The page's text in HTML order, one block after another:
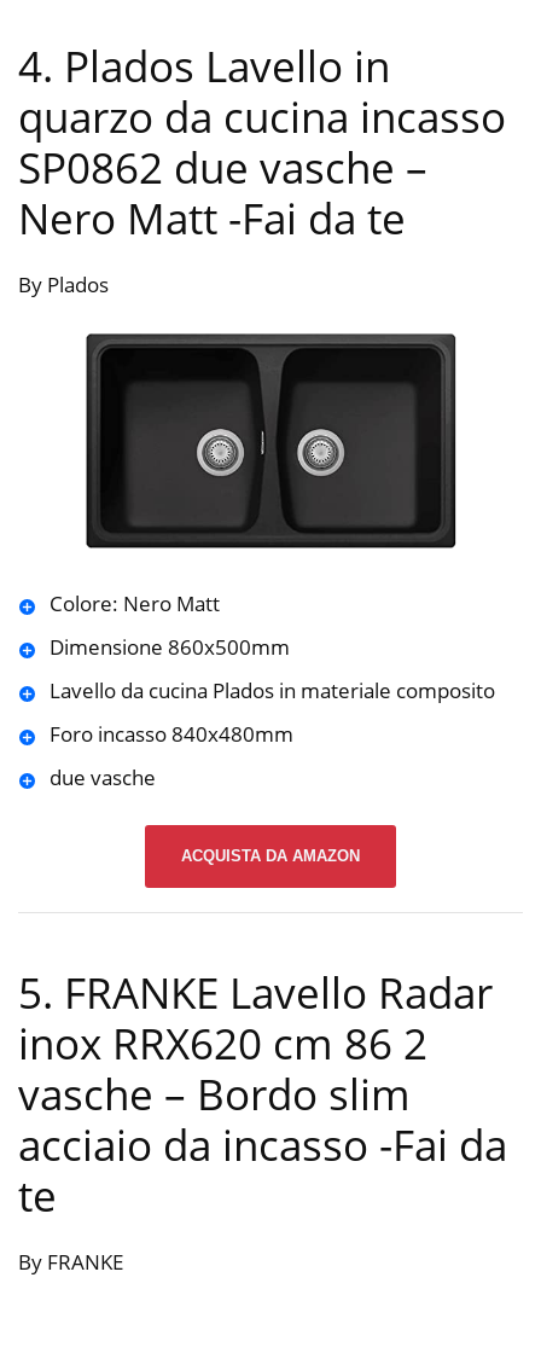
4. Plados Lavello in
quarzo da cucina incasso
SP0862 due vasche –
Nero Matt -Fai da te
By Plados
Colore: Nero Matt
Dimensione 860x500mm
Lavello da cucina Plados in materiale composito
Foro incasso 840x480mm
due vasche
ACQUISTA DA AMAZON
5. FRANKE Lavello Radar
inox RRX620 cm 86 2
vasche – Bordo slim
acciaio da incasso -Fai da
te
By FRANKE